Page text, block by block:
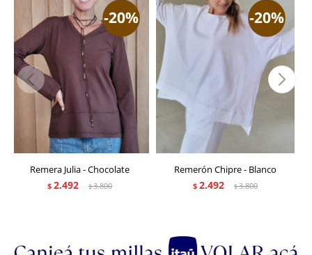
Remera Julia - Chocolate
$ 2.492 $3.800
Remerón Chipre - Blanco
$ 2.492 $3.800